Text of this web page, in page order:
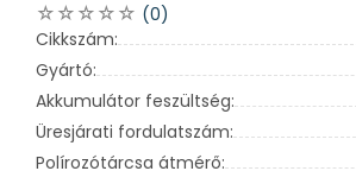
(0)
Cikkszám:
Gyártó:
Akkumulátor feszültség:
Üresjárati fordulatszám:
Polírozótárcsa átmérő: